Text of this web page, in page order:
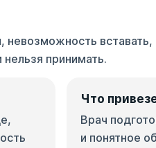
вставать,
принимать.
Что
Врач
и понятное